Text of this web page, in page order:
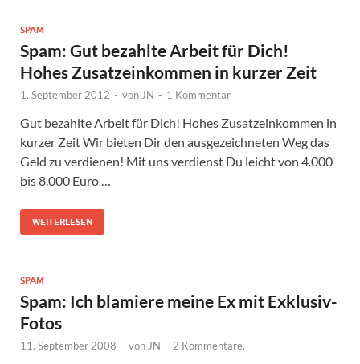
SPAM
Spam: Gut bezahlte Arbeit für Dich!
Hohes Zusatzeinkommen in kurzer Zeit
1. September 2012 - von JN - 1 Kommentar
Gut bezahlte Arbeit für Dich! Hohes Zusatzeinkommen in
kurzer Zeit Wir bieten Dir den ausgezeichneten Weg das
Geld zu verdienen! Mit uns verdienst Du leicht von 4.000
bis 8.000 Euro …
WEITERLESEN
SPAM
Spam: Ich blamiere meine Ex mit Exklusiv-
Fotos
11. September 2008 - von JN - 2 Kommentare.